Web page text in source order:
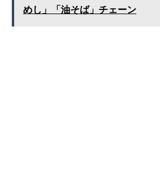
めし」「油そば」チェーン